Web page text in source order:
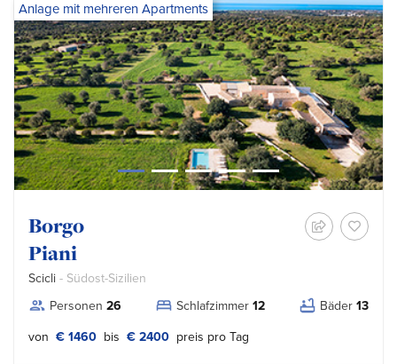
Anlage mit mehreren Apartments
Borgo
Piani
Scicli - Südost-Sizilien
Personen 26 Schlafzimmer 12 Bäder 13
von € 1460 bis € 2400 preis pro Tag